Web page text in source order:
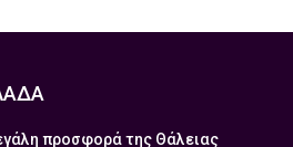
προσφορά της Θάλειας